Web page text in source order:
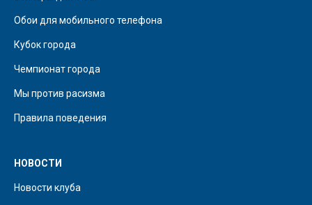
Обои для мобильного телефона
Кубок города
Чемпионат города
Мы против расизма
Правила поведения
НОВОСТИ
Новости клуба